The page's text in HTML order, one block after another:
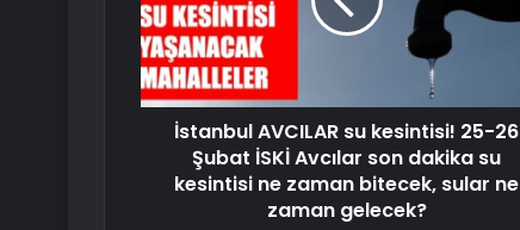
İstanbul AVCILAR su kesintisi! 25-26
Şubat İSKİ Avcılar son dakika su
kesintisi ne zaman bitecek, sular ne
zaman gelecek?